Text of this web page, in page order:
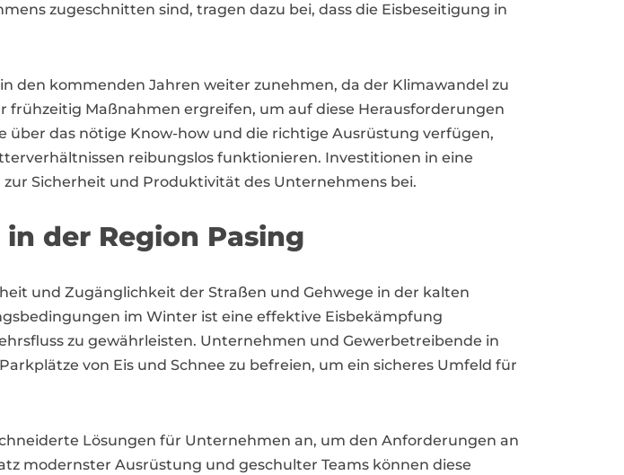
zugeschnitten sind, tragen dazu bei, dass die Eisbeseitigung in
den kommenden Jahren weiter zunehmen, da der Klimawandel zu
Maßnahmen ergreifen, um auf diese Herausforderungen
über das nötige Know-how und die richtige Ausrüstung verfügen,
reibungslos funktionieren. Investitionen in eine
Sicherheit und Produktivität des Unternehmens bei.
der Region Pasing
und Zugänglichkeit der Straßen und Gehwege in der kalten
im Winter ist eine effektive Eisbekämpfung
zu gewährleisten. Unternehmen und Gewerbetreibende in
von Eis und Schnee zu befreien, um ein sicheres Umfeld für
Lösungen für Unternehmen an, um den Anforderungen an
modernster Ausrüstung und geschulter Teams können diese